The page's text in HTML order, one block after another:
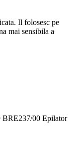
Il folosesc pe
mai sensibila a
BRE237/00 Epilator